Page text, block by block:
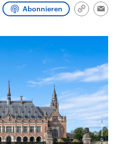
aus mit großem Einfluss auf
aktuelle Weltgeschehen.
Abonnieren
Link